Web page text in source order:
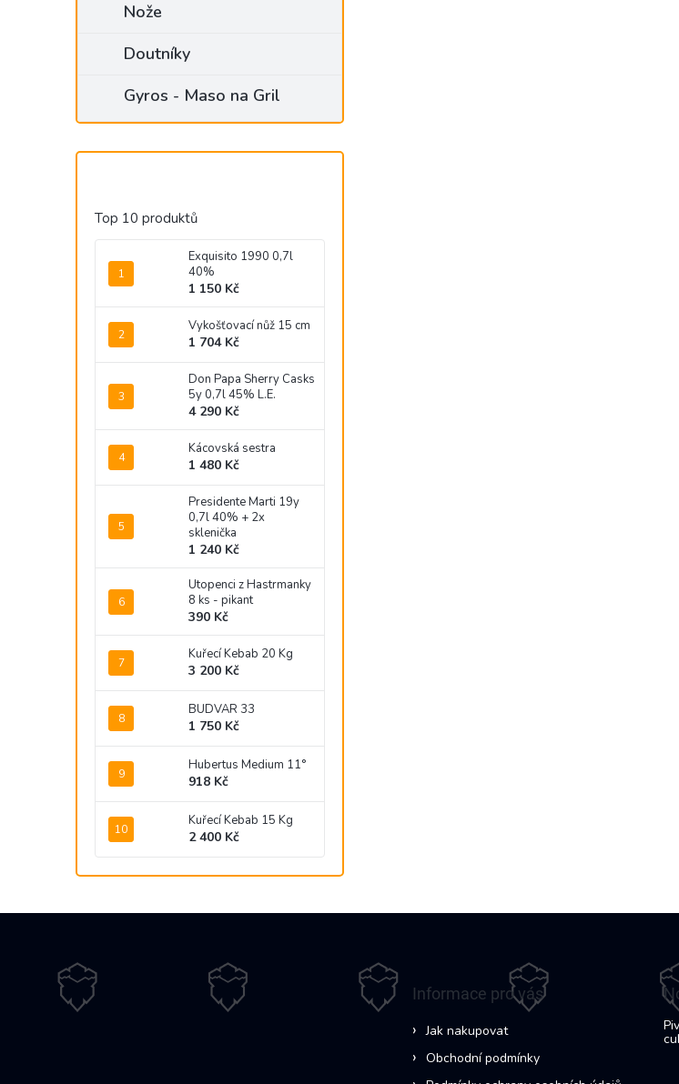
Nože
Doutníky
Gyros - Maso na Gril
Top 10 produktů
Exquisito 1990 0,7l
40%
1 150 Kč
Vykošťovací nůž 15 cm
1 704 Kč
Don Papa Sherry Casks
5y 0,7l 45% L.E.
4 290 Kč
Kácovská sestra
1 480 Kč
Presidente Marti 19y
0,7l 40% + 2x
sklenička
1 240 Kč
Utopenci z Hastrmanky
8 ks - pikant
390 Kč
Kuřecí Kebab 20 Kg
3 200 Kč
BUDVAR 33
1 750 Kč
Hubertus Medium 11°
918 Kč
Kuřecí Kebab 15 Kg
2 400 Kč
Informace pro vás
Jak nakupovat
Obchodní podmínky